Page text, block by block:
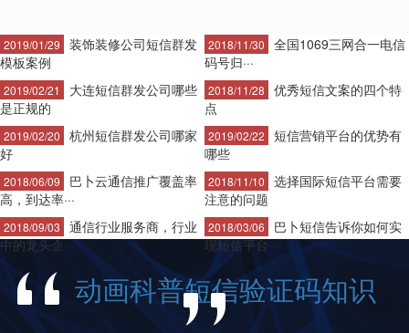
2019/01/29
装饰装修公司短信群发
模板案例
2019/02/21
大连短信群发公司哪些
是正规的
2019/02/20
杭州短信群发公司哪家
好
2018/06/09
巴卜云通信推广覆盖率
高，到达率···
2018/09/03
通信行业服务商，行业
中的龙头企···
2018/11/30
全国1069三网合一电信
码号归···
2018/11/28
优秀短信文案的四个特
点
2019/02/22
短信营销平台的优势有
哪些
2018/11/10
选择国际短信平台需要
注意的问题
2018/03/06
巴卜短信告诉你如何实
现短信平台···
动画科普短信验证码知识